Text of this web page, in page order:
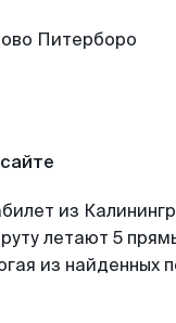
из
летают 5
из найденных